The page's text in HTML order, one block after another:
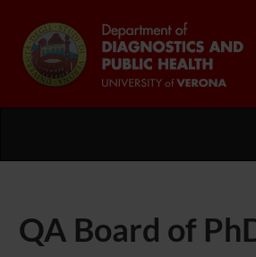
QA Board of